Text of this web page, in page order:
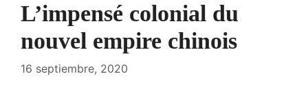
L’impensé colonial du
nouvel empire chinois
16 septiembre, 2020